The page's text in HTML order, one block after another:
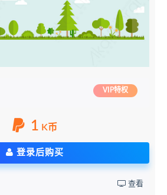
VIP特权
1 K币
登录后购买
查看